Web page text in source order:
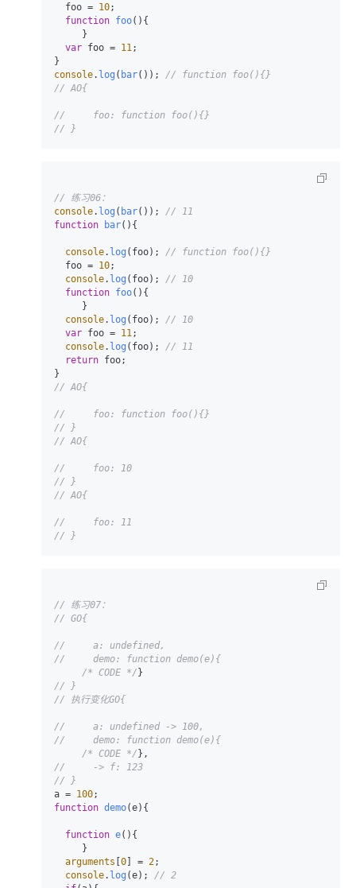
  foo =
10;
function foo( ){
var foo = 11 ;
console. log ( bar()); // function foo(){}
// AO{
//     foo: function foo(){}
// }
// 练习06：
console. log ( bar()); // 11
function
bar( ){
console. log (foo); // function foo(){}
  foo =
10;
console. log (foo); // 10
function foo( ){
console. log (foo); // 10
var foo = 11 ;
console. log (foo); // 11
return foo;
// AO{
//     foo: function foo(){}
// }
// AO{
//     foo: 10
// }
// AO{
//     foo: 11
// }
// 练习07：
// GO{
//     a: undefined,
//     demo: function demo(e){
/* CODE */
// }
// 执行变化GO{
//     a: undefined -> 100,
//     demo: function demo(e){
/* CODE */
//     -> f: 123
// }
a = 100
function demo(e){
function e( ){
arguments [0] = 2;
console. log (e); // 2